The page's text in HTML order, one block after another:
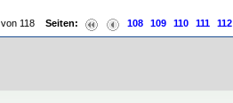
von 118 Seiten: 108 109 110 111 112